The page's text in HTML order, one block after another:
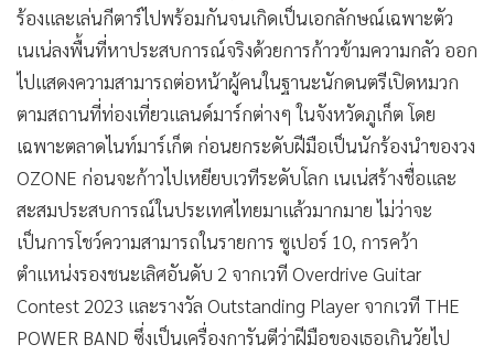
ร้องและเล่นกีตาร์ไปพร้อมกันจนเกิดเป็นเอกลักษณ์เฉพาะตัว
เนเน่ลงพื้นที่หาประสบการณ์จริงด้วยการก้าวข้ามความกลัว ออก
ไปแสดงความสามารถต่อหน้าผู้คนในฐานะนักดนตรีเปิดหมวก
ตามสถานที่ท่องเที่ยวแลนด์มาร์กต่างๆ ในจังหวัดภูเก็ต โดย
เฉพาะตลาดไนท์มาร์เก็ต ก่อนยกระดับฝีมือเป็นนักร้องนำของวง
OZONE ก่อนจะก้าวไปเหยียบเวทีระดับโลก เนเน่สร้างชื่อและ
สะสมประสบการณ์ในประเทศไทยมาแล้วมากมาย ไม่ว่าจะ
เป็นการโชว์ความสามารถในรายการ ซูเปอร์ 10, การคว้า
ตำแหน่งรองชนะเลิศอันดับ 2 จากเวที Overdrive Guitar
Contest 2023 และรางวัล Outstanding Player จากเวที THE
POWER BAND ซึ่งเป็นเครื่องการันตีว่าฝีมือของเธอเกินวัยไป